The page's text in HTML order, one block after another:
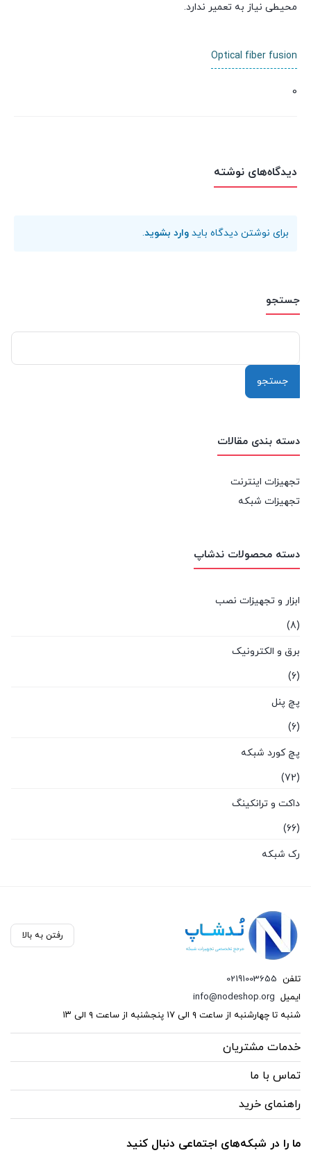
جستجو
برای:
دسته بندی مقالات
تجهیزات اینترنت
تجهیزات شبکه
دسته محصولات ندشاپ
ابزار و تجهیزات نصب
(8)
برق و الکترونیک
(6)
پچ پنل
(6)
پچ کورد شبکه
(72)
داکت و ترانکینگ
(66)
رک شبکه
(136)
سوکت و کیستون
(26)
فیبر نوری
(121)
(13)
کیستون
محیطی نیاز به تعمیر ندارد.
Optical fiber fusion
0
دیدگاه‌های نوشته
برای نوشتن دیدگاه باید وارد بشوید.
رفتن به بالا
تلفن 02191003655
ایمیل info@nodeshop.org
شنبه تا چهارشنبه از ساعت ۹ الی ۱۷ پنجشنبه از ساعت ۹ الی ۱۳
خدمات مشتریان
تماس با ما
راهنمای خرید
ما را در شبکه‌های اجتماعی دنبال کنید